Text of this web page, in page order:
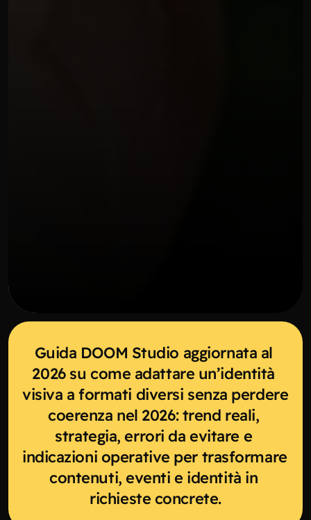
Guida DOOM Studio aggiornata al
2026 su come adattare un’identità
visiva a formati diversi senza perdere
coerenza nel 2026: trend reali,
strategia, errori da evitare e
indicazioni operative per trasformare
contenuti, eventi e identità in
richieste concrete.